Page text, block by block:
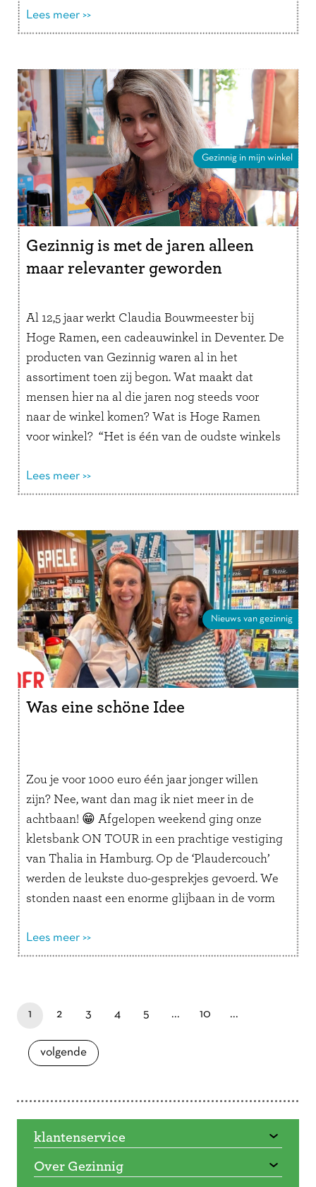
verder
Lees meer >>
Gezinnig in mijn winkel
Gezinnig is met de jaren alleen
maar relevanter geworden
Al 12,5 jaar werkt Claudia Bouwmeester bij
Hoge Ramen, een cadeauwinkel in Deventer. De
producten van Gezinnig waren al in het
assortiment toen zij begon. Wat maakt dat
mensen hier na al die jaren nog steeds voor
naar de winkel komen? Wat is Hoge Ramen
voor winkel? “Het is één van de oudste winkels
Lees meer >>
Nieuws van gezinnig
Was eine schöne Idee
Zou je voor 1000 euro één jaar jonger willen
zijn? Nee, want dan mag ik niet meer in de
achtbaan! 😁 Afgelopen weekend ging onze
kletsbank ON TOUR in een prachtige vestiging
van Thalia in Hamburg. Op de ‘Plaudercouch’
werden de leukste duo-gesprekjes gevoerd. We
stonden naast een enorme glijbaan in de vorm
Lees meer >>
paginapage 1 of 16
je bent nu op pagina
1 pagina
2 pagina
3 pagina
4 pagina
5 ... pagina
10 ...
volgende
pagina
laatste pagina
klantenservice
Over Gezinnig